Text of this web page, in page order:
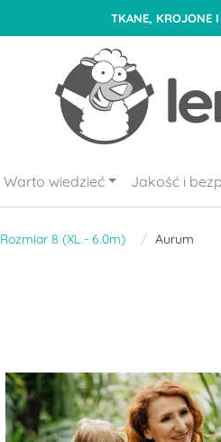
TKANE, KROJONE I
Warto wiedzieć Jakość i
Rozmiar 8 (XL - 6.0m) Aurum